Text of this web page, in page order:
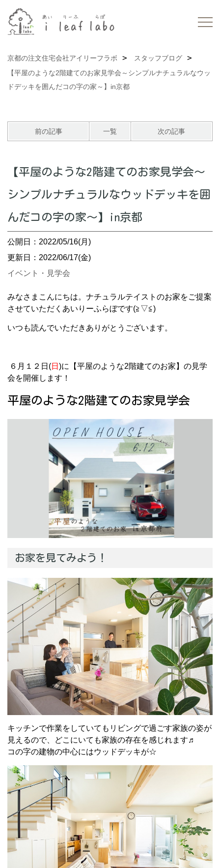
京都の注文住宅会社アイリーフラボ
スタッフブログ
【平屋のような2階建てのお家見学会～シンプルナチュラルなウッ
ドデッキを囲んだコの字の家～】in京都
前の記事 一覧 次の記事
【平屋のような2階建てのお家見学会～
シンプルナチュラルなウッドデッキを囲
んだコの字の家～】in京都
公開日：2022/05/16(月)
更新日：2022/06/17(金)
イベント・見学会
みなさまこんにちは。ナチュラルテイストのお家をご提案
させていただくあいりーふらぼです(≧▽≦)
いつも読んでいただきありがとうございます。
６月１２日(日 )に【平屋のような2階建てのお家】の見学
会を開催します！
平屋のような2階建てのお家見学会
お家を見てみよう！
キッチンで作業をしていてもリビングで過ごす家族の姿が
見えるので、どこにいても家族の存在を感じれます♬
コの字の建物の中心にはウッドデッキが☆